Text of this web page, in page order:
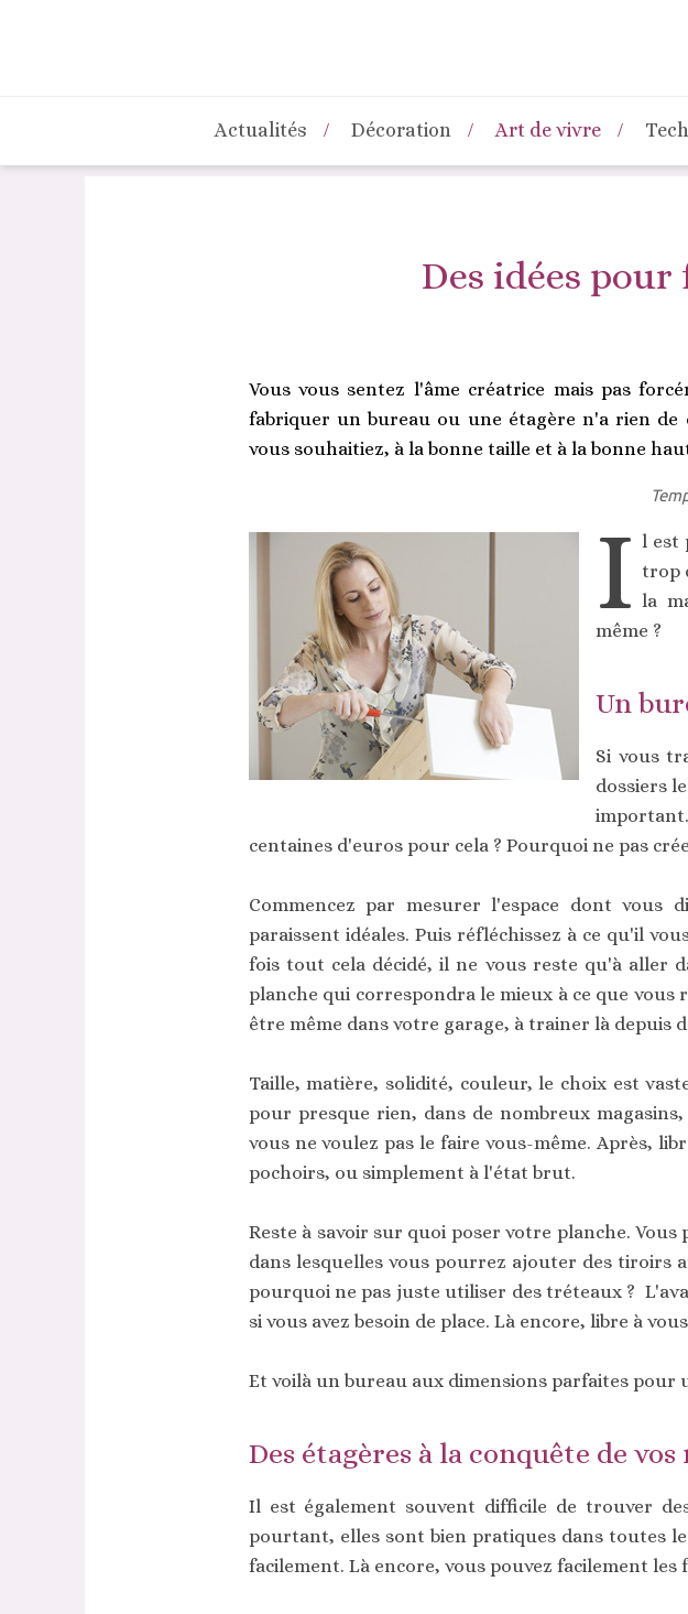
Actualités Décoration Art de vivre
Des idées
Vous vous sentez l'âme créatrice mais pas
fabriquer un bureau ou une étagère n'a rien de
vous souhaitiez, à la bonne taille et à la bonne
I l est
trop
la
même ?
Un
Si vous
dossiers
centaines d'euros pour cela ? Pourquoi ne pas
Commencez par mesurer l'espace dont vous
paraissent idéales. Puis réfléchissez à ce qu'il
fois tout cela décidé, il ne vous reste qu'à aller
planche qui correspondra le mieux à ce que
être même dans votre garage, à trainer là depuis
Taille, matière, solidité, couleur, le choix est
pour presque rien, dans de nombreux
vous ne voulez pas le faire vous-même. Après,
pochoirs, ou simplement à l'état brut.
Reste à savoir sur quoi poser votre planche.
dans lesquelles vous pourrez ajouter des tiroirs
pourquoi ne pas juste utiliser des tréteaux ?
si vous avez besoin de place. Là encore, libre à
Et voilà un bureau aux dimensions parfaites pour
Des étagères à la conquête de vos
Il est également souvent difficile de trouver
pourtant, elles sont bien pratiques dans toutes
facilement. Là encore, vous pouvez facilement les